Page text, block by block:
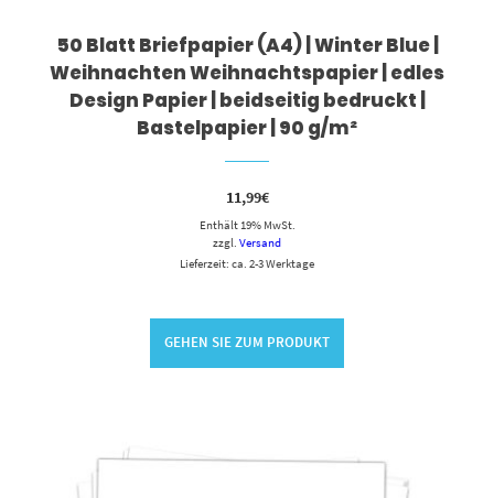
50 Blatt Briefpapier (A4) | Winter Blue |
Weihnachten Weihnachtspapier | edles
Design Papier | beidseitig bedruckt |
Bastelpapier | 90 g/m²
11,99€
Enthält 19% MwSt.
zzgl. Versand
Lieferzeit: ca. 2-3 Werktage
GEHEN SIE ZUM PRODUKT